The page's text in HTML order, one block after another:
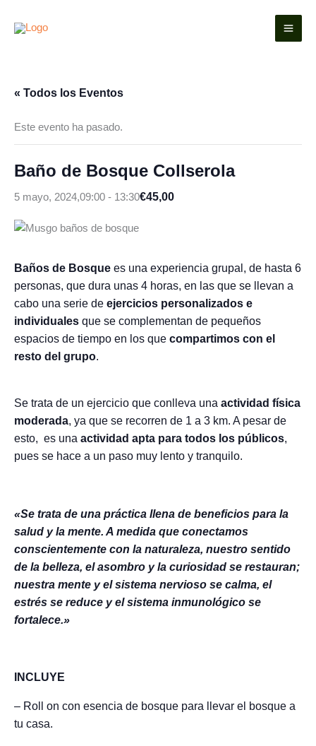
« Todos los Eventos
Este evento ha pasado.
Baño de Bosque Collserola
5 mayo, 2024,09:00 - 13:30€45,00
Baños de Bosque es una experiencia grupal, de hasta 6
personas, que dura unas 4 horas, en las que se llevan a
cabo una serie de ejercicios personalizados e
individuales que se complementan de pequeños
espacios de tiempo en los que compartimos con el
resto del grupo.
Se trata de un ejercicio que conlleva una actividad física
moderada, ya que se recorren de 1 a 3 km. A pesar de
esto, es una actividad apta para todos los públicos,
pues se hace a un paso muy lento y tranquilo.
«Se trata de una práctica llena de beneficios para la
salud y la mente. A medida que conectamos
conscientemente con la naturaleza, nuestro sentido
de la belleza, el asombro y la curiosidad se restauran;
nuestra mente y el sistema nervioso se calma, el
estrés se reduce y el sistema inmunológico se
fortalece.»
INCLUYE
– Roll on con esencia de bosque para llevar el bosque a
tu casa.